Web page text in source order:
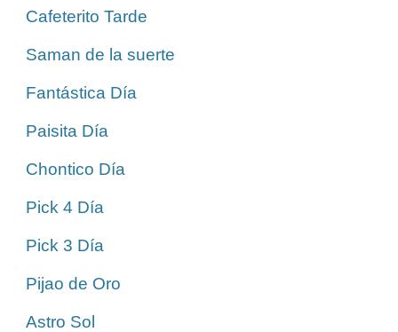
Cafeterito Tarde
Saman de la suerte
Fantástica Día
Paisita Día
Chontico Día
Pick 4 Día
Pick 3 Día
Pijao de Oro
Astro Sol